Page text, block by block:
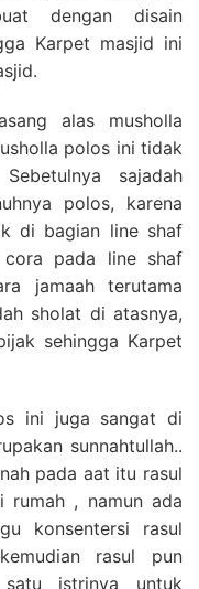
dengan disain
Karpet masjid ini
alas musholla
polos ini tidak
sajadah
polos, karena
di bagian line shaf
cora pada line shaf
jamaah terutama
sholat di atasnya,
sehingga Karpet
ini juga sangat di
sunnahtullah..
pada aat itu rasul
rumah , namun ada
konsentersi rasul
rasul pun
satu istrinya untuk